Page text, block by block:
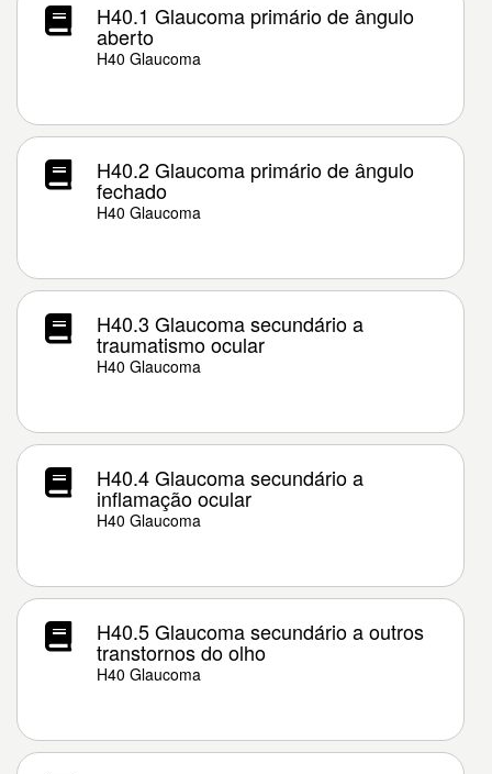
H40.1 Glaucoma primário de ângulo
aberto
H40 Glaucoma
H40.2 Glaucoma primário de ângulo
fechado
H40 Glaucoma
H40.3 Glaucoma secundário a
traumatismo ocular
H40 Glaucoma
H40.4 Glaucoma secundário a
inflamação ocular
H40 Glaucoma
H40.5 Glaucoma secundário a outros
transtornos do olho
H40 Glaucoma